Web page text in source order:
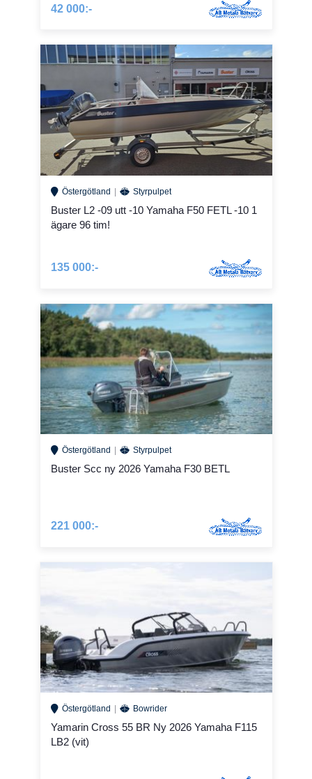
42 000:-
Östergötland Styrpulpet
Buster L2 -09 utt -10 Yamaha F50 FETL -10 1
ägare 96 tim!
135 000:-
Östergötland Styrpulpet
Buster Scc ny 2026 Yamaha F30 BETL
221 000:-
Östergötland Bowrider
Yamarin Cross 55 BR Ny 2026 Yamaha F115
LB2 (vit)